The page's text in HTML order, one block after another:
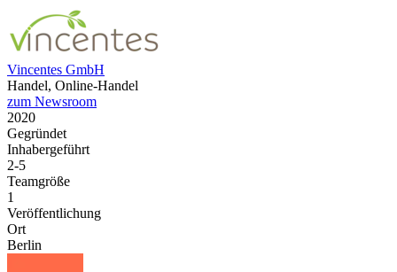
Vincentes GmbH
Handel, Online-Handel
zum Newsroom
2020
Gegründet
Inhabergeführt
2-5
Teamgröße
1
Veröffentlichung
Ort
Berlin